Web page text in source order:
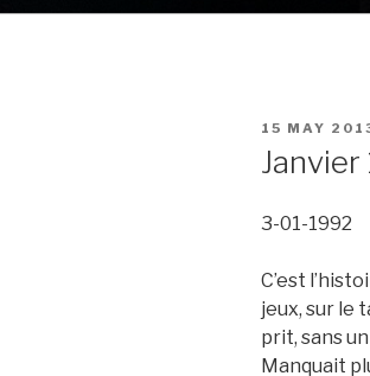
POSTED
15 MAY
Janvier
3-01-1992
C’est
jeux, sur le
prit, sans
Manquait